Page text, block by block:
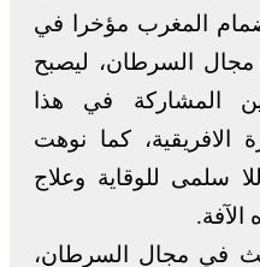
المغرب مؤخرا في
مجال السرطان، ليصبح
المشاركة في هذا
الافريقية، كما نوهت
سلمى للوقاية وعلاج
في مجال السرطان،